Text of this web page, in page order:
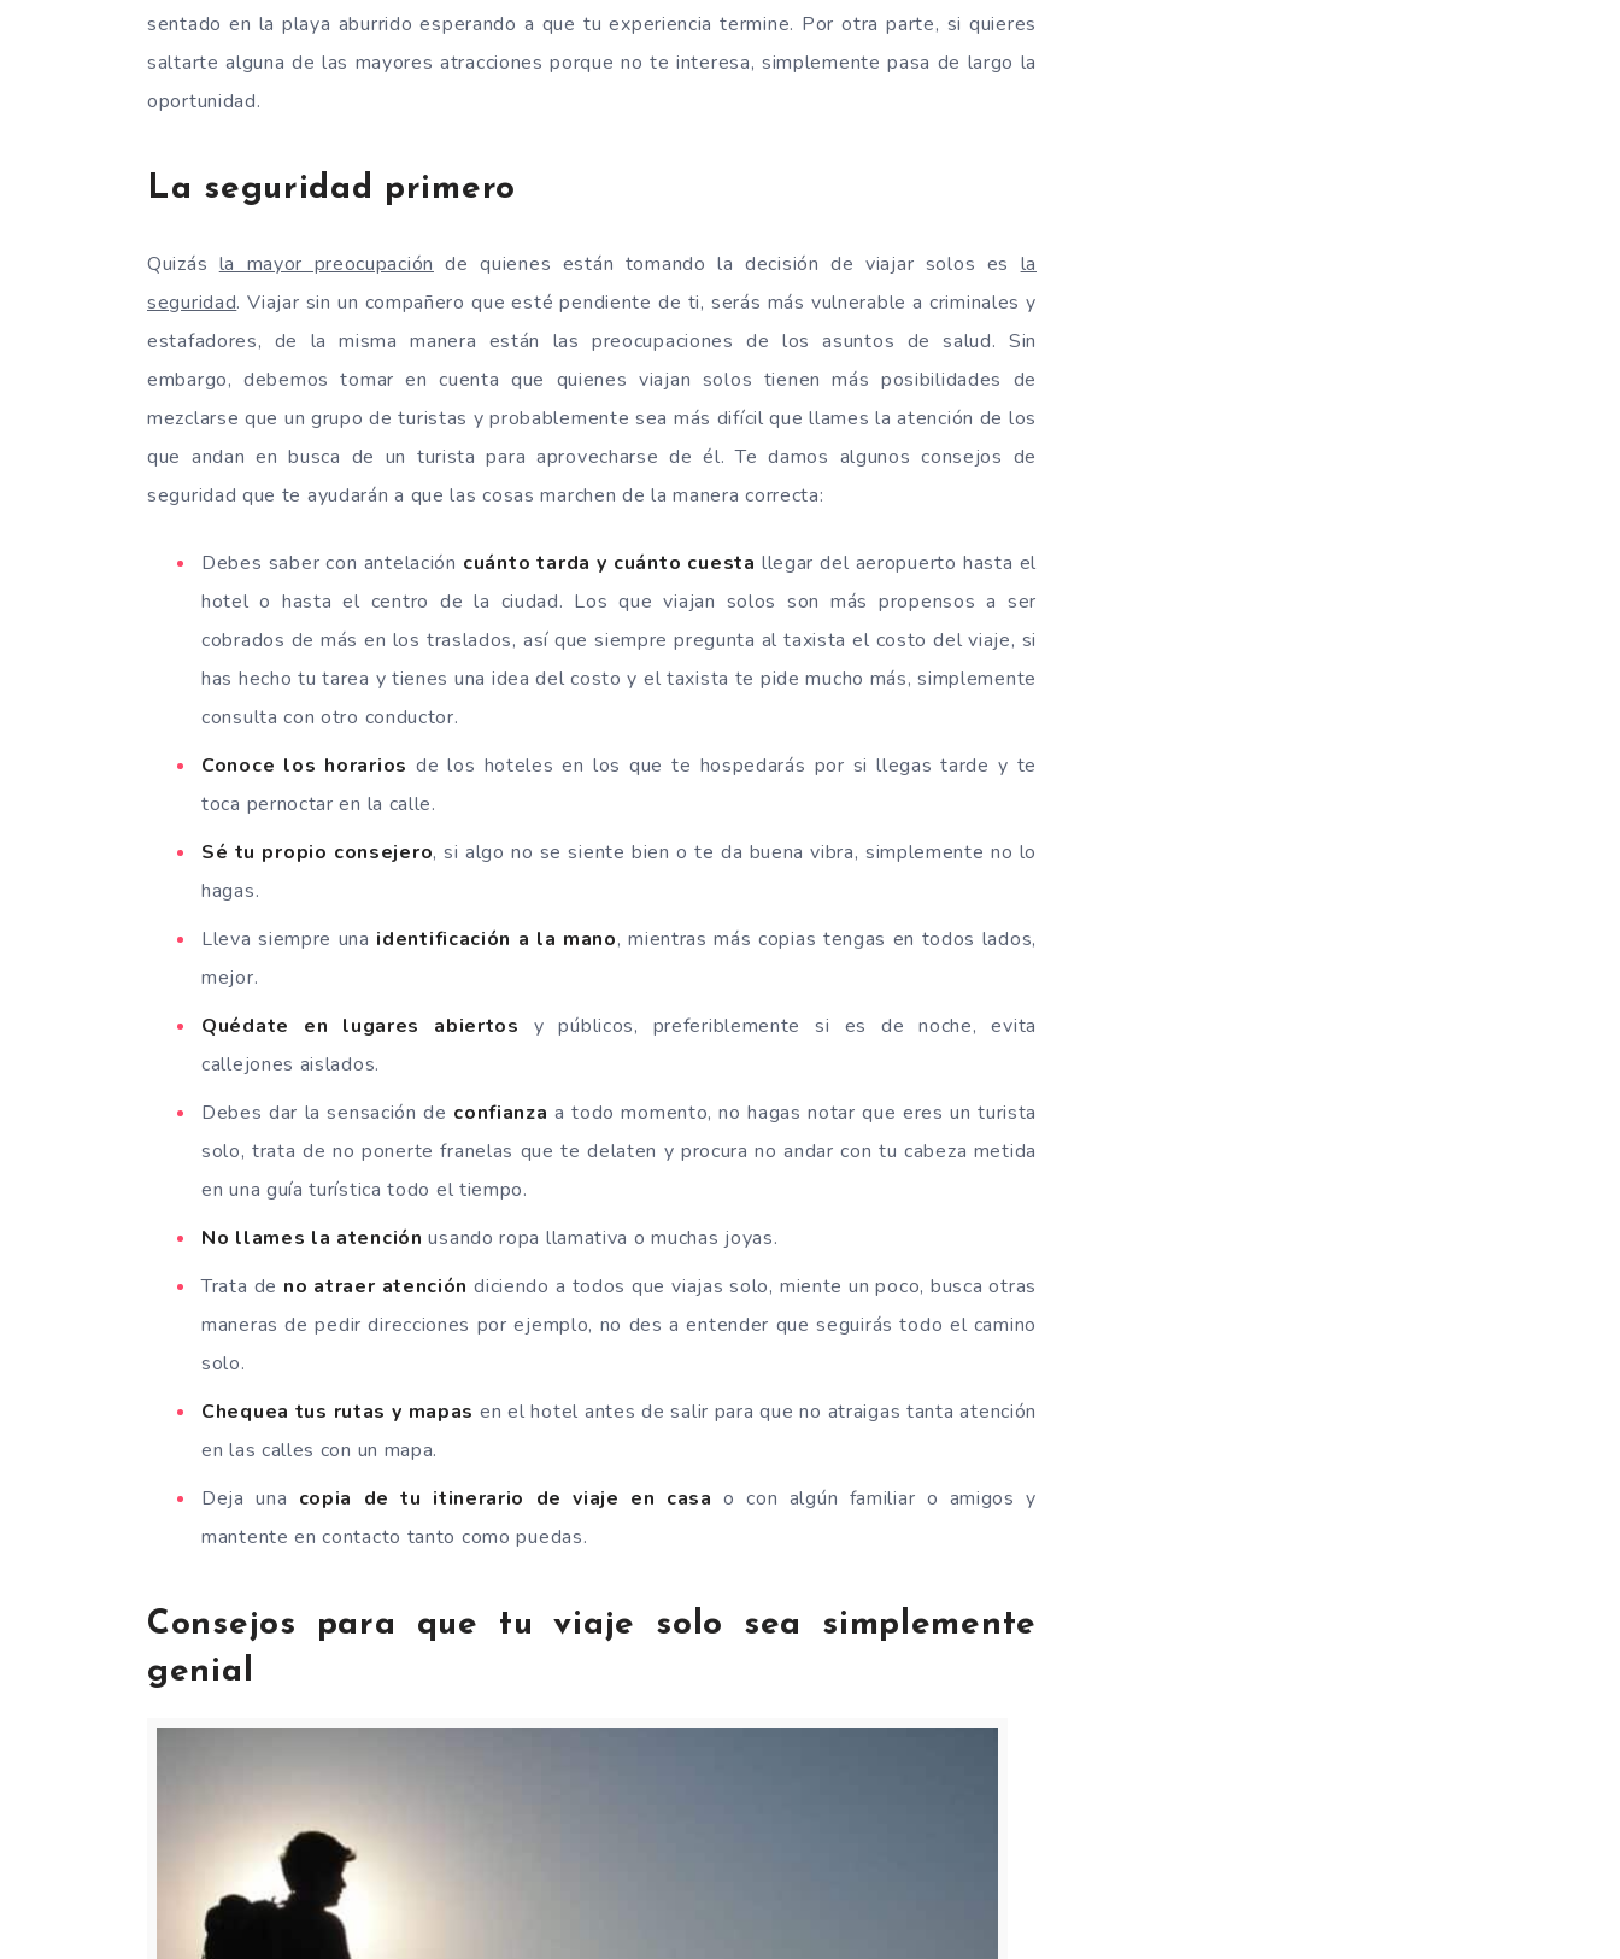
sentado en la playa aburrido esperando a que tu experiencia termine. Por otra parte, si quieres
saltarte alguna de las mayores atracciones porque no te interesa, simplemente pasa de largo la
oportunidad.
La seguridad primero
Quizás la mayor preocupación de quienes están tomando la decisión de viajar solos es la
seguridad. Viajar sin un compañero que esté pendiente de ti, serás más vulnerable a criminales y
estafadores, de la misma manera están las preocupaciones de los asuntos de salud. Sin
embargo, debemos tomar en cuenta que quienes viajan solos tienen más posibilidades de
mezclarse que un grupo de turistas y probablemente sea más difícil que llames la atención de los
que andan en busca de un turista para aprovecharse de él. Te damos algunos consejos de
seguridad que te ayudarán a que las cosas marchen de la manera correcta:
Debes saber con antelación cuánto tarda y cuánto cuesta llegar del aeropuerto hasta el
hotel o hasta el centro de la ciudad. Los que viajan solos son más propensos a ser
cobrados de más en los traslados, así que siempre pregunta al taxista el costo del viaje, si
has hecho tu tarea y tienes una idea del costo y el taxista te pide mucho más, simplemente
consulta con otro conductor.
Conoce los horarios de los hoteles en los que te hospedarás por si llegas tarde y te
toca pernoctar en la calle.
Sé tu propio consejero, si algo no se siente bien o te da buena vibra, simplemente no lo
hagas.
Lleva siempre una identificación a la mano, mientras más copias tengas en todos lados,
mejor.
Quédate en lugares abiertos y públicos, preferiblemente si es de noche, evita
callejones aislados.
Debes dar la sensación de confianza a todo momento, no hagas notar que eres un turista
solo, trata de no ponerte franelas que te delaten y procura no andar con tu cabeza metida
en una guía turística todo el tiempo.
No llames la atención usando ropa llamativa o muchas joyas.
Trata de no atraer atención diciendo a todos que viajas solo, miente un poco, busca otras
maneras de pedir direcciones por ejemplo, no des a entender que seguirás todo el camino
solo.
Chequea tus rutas y mapas en el hotel antes de salir para que no atraigas tanta atención
en las calles con un mapa.
Deja una copia de tu itinerario de viaje en casa o con algún familiar o amigos y
mantente en contacto tanto como puedas.
Consejos para que tu viaje solo sea simplemente
genial